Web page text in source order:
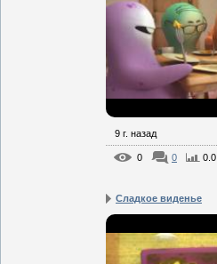
9 г. назад
0 0 0.0
Сладкое виденье